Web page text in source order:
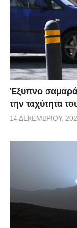
Έξυπνο
την ταχύτητα
14 ΔΕΚΕΜΒΡΊΟΥ,